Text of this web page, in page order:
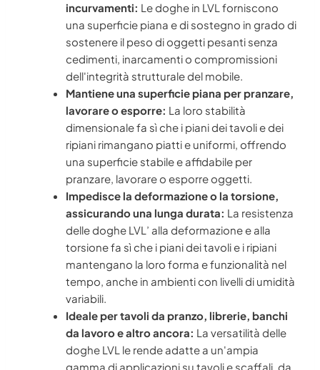
incurvamenti: Le doghe in LVL forniscono
una superficie piana e di sostegno in grado di
sostenere il peso di oggetti pesanti senza
cedimenti, inarcamenti o compromissioni
dell'integrità strutturale del mobile.
Mantiene una superficie piana per pranzare,
lavorare o esporre: La loro stabilità
dimensionale fa sì che i piani dei tavoli e dei
ripiani rimangano piatti e uniformi, offrendo
una superficie stabile e affidabile per
pranzare, lavorare o esporre oggetti.
Impedisce la deformazione o la torsione,
assicurando una lunga durata: La resistenza
delle doghe LVL’ alla deformazione e alla
torsione fa sì che i piani dei tavoli e i ripiani
mantengano la loro forma e funzionalità nel
tempo, anche in ambienti con livelli di umidità
variabili.
Ideale per tavoli da pranzo, librerie, banchi
da lavoro e altro ancora: La versatilità delle
doghe LVL le rende adatte a un'ampia
gamma di applicazioni su tavoli e scaffali, da